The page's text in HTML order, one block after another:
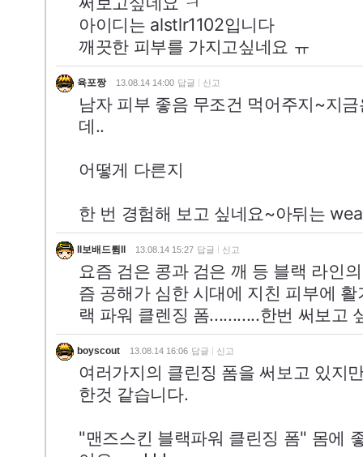
아이디는 alstlr1102입니다
깨끗한 피부를 가지고싶네요 ㅠ
육포짱 13.08.14 14:00 답글 신고
남자 피부 좋음 무조건 먹어주지~지
데..
어떻게 다른지
한 번 경험해 보고 싶네요~아뒤는
ll보배드륌ll 13.08.14 15:27 답글 신고
요즘 검은 콩과 검은 깨 등 블랙 라인
즘 공해가 심한 시대에 지친 피부에
랙 파워 클렌징 폼...........한번 써보고
boyscout 13.08.14 16:06 답글 신고
여러가지의 클린징 폼을 써보고 있지
한것 같습니다.
"맨즈스킨 블랙파워 클린징 폼" 몸에